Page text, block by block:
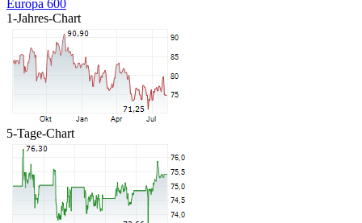
Europa 600
1-Jahres-Chart
5-Tage-Chart